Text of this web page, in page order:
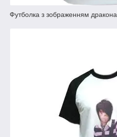
Футболка з зображенням дракона